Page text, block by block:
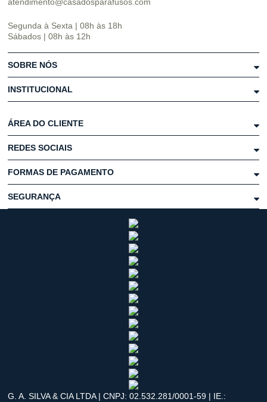
atendimento@casadosparafusos.com
Segunda à Sexta | 08h às 18h
Sábados | 08h às 12h
SOBRE NÓS
INSTITUCIONAL
ÁREA DO CLIENTE
REDES SOCIAIS
FORMAS DE PAGAMENTO
SEGURANÇA
G. A. SILVA & CIA LTDA | CNPJ: 02.532.281/0001-59 | IE.: